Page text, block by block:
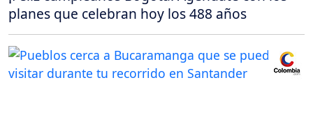
planes que celebran hoy los 488 años